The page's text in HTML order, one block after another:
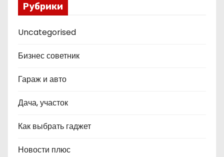
Рубрики
Uncategorised
Бизнес советник
Гараж и авто
Дача, участок
Как выбрать гаджет
Новости плюс